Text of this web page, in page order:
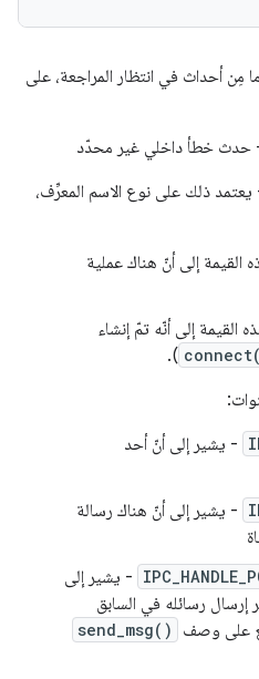
مِن أحداث في انتظار المراجعة، على
حدث خطأ داخلي غير محدّد
يعتمد ذلك على نوع الاسم المعرِّف،
القيمة إلى أنّ هناك عملية
القيمة إلى أنّه تمّ إنشاء
).
- يشير إلى أنّ أحد
- يشير إلى أنّ هناك رسالة
- يشير إلى
رسائله في السابق
على وصف
send_msg()